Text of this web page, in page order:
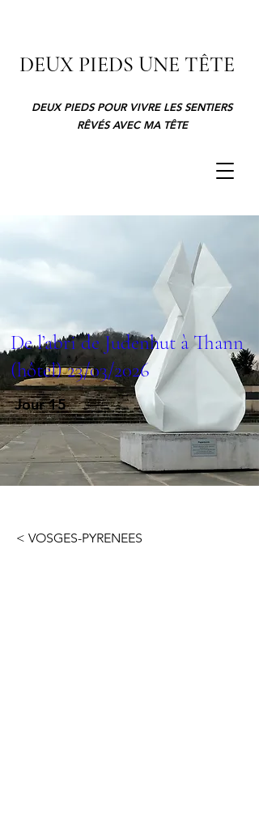
DEUX PIEDS UNE TÊTE
DEUX PIEDS POUR VIVRE LES SENTIERS
RÊVÉS AVEC MA TÊTE
De l’abri de Judenhut à Thann
(hôtel) 23/03/2026
Jour 15
< VOSGES-PYRENEES